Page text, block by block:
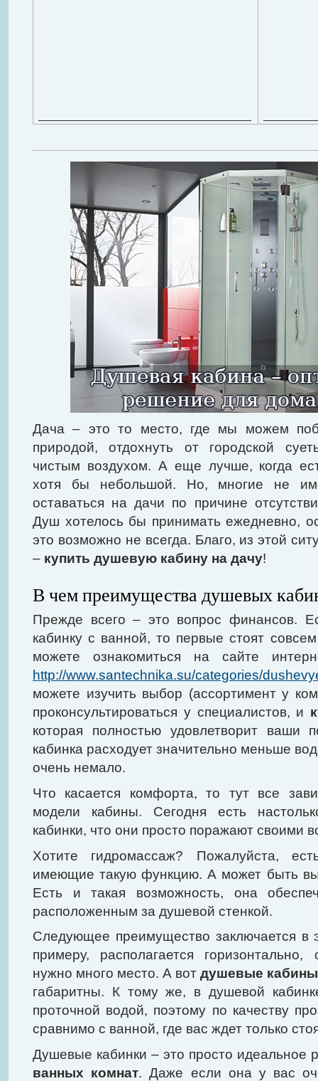
Дача – это то место, где мы можем
природой, отдохнуть от городской
чистым воздухом. А еще лучше, когда
хотя бы небольшой. Но, многие не
оставаться на дачи по причине
Душ хотелось бы принимать ежедневно,
это возможно не всегда. Благо, из этой
– купить душевую кабину на дачу!
В чем преимущества душевых
Прежде всего – это вопрос финансов.
кабинку с ванной, то первые стоят
можете ознакомиться на сайте
http://www.santechnika.su/categories/
можете изучить выбор (ассортимент у
проконсультироваться у специалистов, и
которая полностью удовлетворит ваши
кабинка расходует значительно меньше
очень немало.
Что касается комфорта, то тут все
модели кабины. Сегодня есть
кабинки, что они просто поражают своими
Хотите гидромассаж? Пожалуйста,
имеющие такую функцию. А может быть
Есть и такая возможность, она
расположенным за душевой стенкой.
Следующее преимущество заключается в
примеру, располагается
нужно много место. А вот душевые
габаритны. К тому же, в душевой
проточной водой, поэтому по качеству
сравнимо с ванной, где вас ждет только
Душевые кабинки – это просто идеальное
ванных комнат. Даже если она у вас